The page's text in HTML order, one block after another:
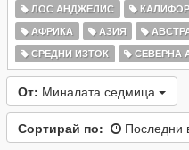
ЛОС АНДЖЕЛИС
АФРИКА
АЗИЯ
СРЕДНИ ИЗТОК
СЕВЕРНА
От: Миналата седмица
Сортирай по: Последни